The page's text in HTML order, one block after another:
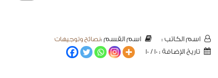
اسم الكاتب : اسم القسم :نصائح وتوجيهات
تاريخ الإضافة : 10 / 10